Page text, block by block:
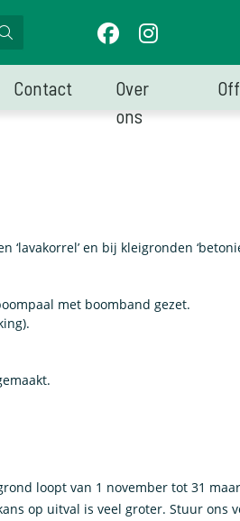
Contact
Over
ons
en bij kleigronden
met boomband gezet.
loopt van 1 november tot 31
op uitval is veel groter. Stuur ons